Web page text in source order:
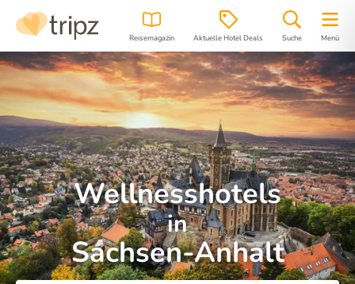
Reisemagazin Aktuelle Hotel Deals Suche Menü
Wellnesshotels
in
Sachsen-Anhalt